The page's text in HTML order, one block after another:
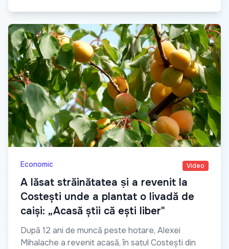
Economic Video
A lăsat străinătatea ṣi a revenit la
Costești unde a plantat o livadă de
caiși: „Acasă știi că ești liber"
După 12 ani de muncă peste hotare, Alexei
Mihalache a revenit acasă, în satul Costești din